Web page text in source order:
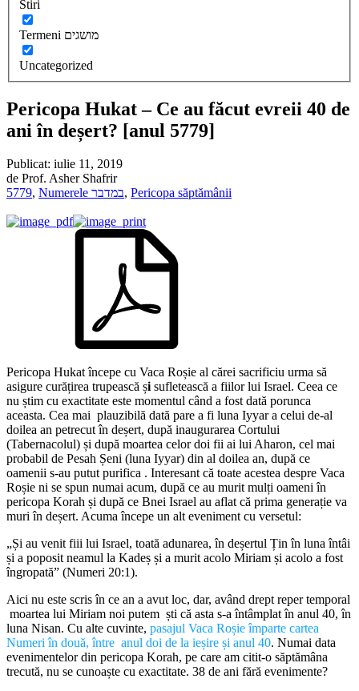
Stiri
Termeni מושגים
Uncategorized
Pericopa Hukat – Ce au făcut evreii 40 de
ani în deșert? [anul 5779]
Publicat: iulie 11, 2019
de Prof. Asher Shafrir
5779, Numerele במדבר, Pericopa săptămânii
Pericopa Hukat începe cu Vaca Roșie al cărei sacrificiu urma să
asigure curățirea trupească șisufletească a fiilor lui Israel. Ceea ce
nu știm cu exactitate este momentul când a fost dată porunca
aceasta. Cea mai plauzibilă dată pare a fi luna Iyyar a celui de-al
doilea an petrecut în deșert, după inaugurarea Cortului
(Tabernacolul) și după moartea celor doi fii ai lui Aharon, cel mai
probabil de Pesah Șeni (luna Iyyar) din al doilea an, după ce
oamenii s-au putut purifica . Interesant că toate acestea despre Vaca
Roșie ni se spun numai acum, după ce au murit mulți oameni în
pericopa Korah și după ce Bnei Israel au aflat că prima generație va
muri în deșert. Acuma începe un alt eveniment cu versetul:
„Și au venit fiii lui Israel, toată adunarea, în deșertul Țin în luna întâi
și a poposit neamul la Kadeș și a murit acolo Miriam și acolo a fost
îngropată” (Numeri 20:1).
Aici nu este scris în ce an a avut loc, dar, având drept reper temporal
moartea lui Miriam noi putem ști că asta s-a întâmplat în anul 40, în
luna Nisan. Cu alte cuvinte, pasajul Vaca Roșie împarte cartea
Numeri în două, între anul doi de la ieșire și anul 40. Numai data
evenimentelor din pericopa Korah, pe care am citit-o săptămâna
trecută, nu se cunoaște cu exactitate. 38 de ani fără evenimente?